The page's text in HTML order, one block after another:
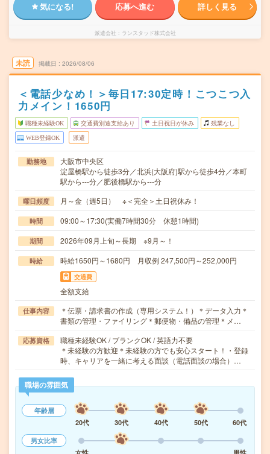
気になる! 応募へ進む 詳しく見る
派遣会社 ランスタッド株式会社
未読 掲載日 2026/08/06
＜電話少なめ！＞毎日17:30定時！こつこつ入
力メイン！1650円
職種未経験OK 交通費別途支給あり 土日祝日が休み 残業なし
WEB登録OK 派遣
勤務地
大阪市中央区
淀屋橋駅から徒歩3分／北浜(大阪府)駅から徒歩4分／本町
駅から---分／肥後橋駅から---分
曜日頻度 月～金（週5日） ※＜完全＞土日祝休み！
時間 09:00～17:30(実働7時間30分 休憩1時間)
期間 2026年09月上旬～長期 ※9月～！
時給 時給1650円～1680円 月収例 247,500円～252,000円
交通費
全額支給
仕事内容
＊伝票・請求書の作成（専用システム！）＊データ入力＊
書類の管理・ファイリング＊郵便物・備品の管理＊メ…
応募資格
職種未経験OK / ブランクOK / 英語力不要
＊未経験の方歓迎＊未経験の方でも安心スタート！・登録
時、キャリアを一緒に考える面談（電話面談の場合）…
職場の雰囲気
年齢層
20代
30代 40代 50代
60代
男女比率